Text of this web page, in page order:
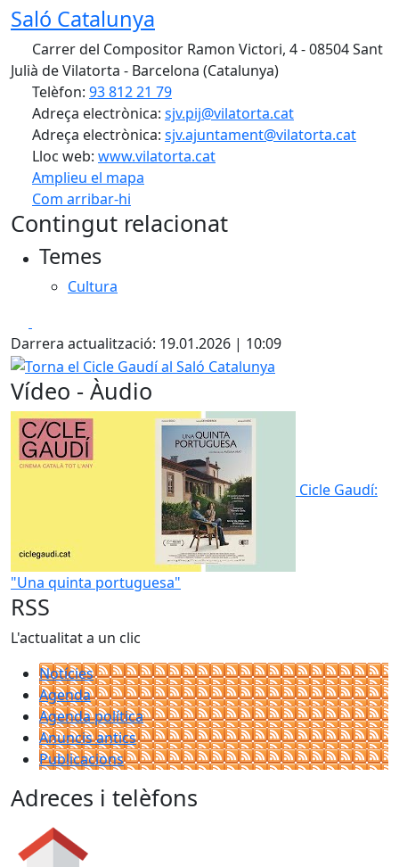
Saló Catalunya
Carrer del Compositor Ramon Victori, 4 - 08504 Sant
Julià de Vilatorta - Barcelona (Catalunya)
Telèfon: 93 812 21 79
Adreça electrònica: sjv.pij@vilatorta.cat
Adreça electrònica: sjv.ajuntament@vilatorta.cat
Lloc web: www.vilatorta.cat
Amplieu el mapa
Com arribar-hi
+
Contingut relacionat
Temes
Cultura
Darrera actualització: 19.01.2026 | 10:09
Torna el Cicle Gaudí al Saló Catalunya
Vídeo - Àudio
Cicle Gaudí:
"Una quinta portuguesa"
RSS
L'actualitat a un clic
Notícies
Agenda
Agenda política
Anuncis antics
Publicacions
Adreces i telèfons